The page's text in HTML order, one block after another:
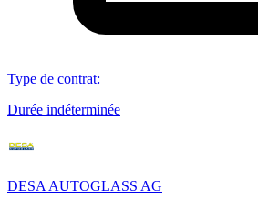
Type de contrat:
Durée indéterminée
DESA AUTOGLASS AG